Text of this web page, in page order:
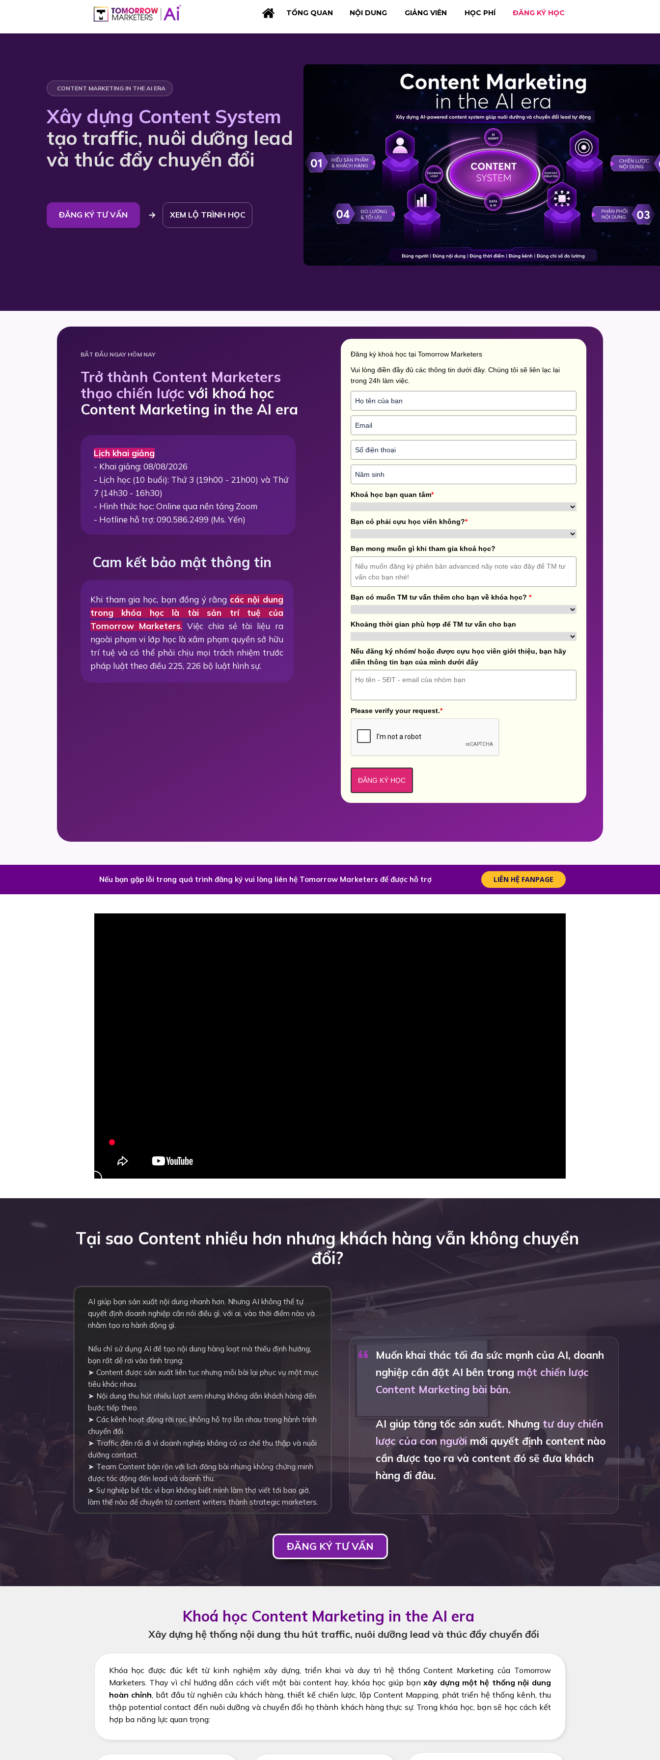
NỘI DUNG HỌC PHÍ ĐĂNG KÝ HỌC
TỔNG QUAN GIẢNG VIÊN
ĐĂNG KÝ TƯ VẤN XEM LỘ TRÌNH HỌC
CONTENT MARKETING IN THE AI ERA
Xây dựng Content System
tạo traffic, nuôi dưỡng lead
và thúc đẩy chuyển đổi
BẮT ĐẦU NGAY HÔM NAY
Trở thành Content Marketers
thạo chiến lược với khoá học
Content Marketing in the AI era
Đăng ký khoá học tại Tomorrow Marketers
Vui lòng điền đầy đủ các thông tin dưới đây. Chúng tôi sẽ liên lạc lại
trong 24h làm việc.
Khoá học bạn quan tâm*
Bạn có phải cựu học viên không?*
Bạn mong muốn gì khi tham gia khoá học?
Bạn có muốn TM tư vấn thêm cho bạn về khóa học? *
Khoảng thời gian phù hợp để TM tư vấn cho bạn
Nếu đăng ký nhóm/ hoặc được cựu học viên giới thiệu, bạn hãy
điền thông tin bạn của mình dưới đây
Please verify your request.*
ĐĂNG KÝ HỌC
Lịch khai giảng
- Khai giảng: 08/08/2026
- Lịch học (10 buổi): Thứ 3 (19h00 - 21h00) và Thứ
7 (14h30 - 16h30)
- Hình thức học: Online qua nền tảng Zoom
- Hotline hỗ trợ: 090.586.2499 (Ms. Yến)
Khi tham gia học, bạn đồng ý rằng các nội dung
trong khóa học là tài sản trí tuệ của
Tomorrow Marketers. Việc chia sẻ tài liệu ra
ngoài phạm vi lớp học là xâm phạm quyền sở hữu
trí tuệ và có thể phải chịu mọi trách nhiệm trước
pháp luật theo điều 225, 226 bộ luật hình sự.
Cam kết bảo mật thông tin
Nếu bạn gặp lỗi trong quá trình đăng ký vui lòng liên hệ Tomorrow Marketers để được hỗ trợ LIÊN HỆ FANPAGE
“
Muốn khai thác tối đa sức mạnh của AI, doanh
nghiệp cần đặt AI bên trong một chiến lược
Content Marketing bài bản.
AI giúp tăng tốc sản xuất. Nhưng tư duy chiến
lược của con người mới quyết định content nào
cần được tạo ra và content đó sẽ đưa khách
hàng đi đâu.
Tại sao Content nhiều hơn nhưng khách hàng vẫn không chuyển
đổi?
ĐĂNG KÝ TƯ VẤN
AI giúp bạn sản xuất nội dung nhanh hơn. Nhưng AI không thể tự
quyết định doanh nghiệp cần nói điều gì, với ai, vào thời điểm nào và
nhằm tạo ra hành động gì.
Nếu chỉ sử dụng AI để tạo nội dung hàng loạt mà thiếu định hướng,
bạn rất dễ rơi vào tình trạng:
➤ Content được sản xuất liên tục nhưng mỗi bài lại phục vụ một mục
tiêu khác nhau.
➤ Nội dung thu hút nhiều lượt xem nhưng không dẫn khách hàng đến
bước tiếp theo.
➤ Các kênh hoạt động rời rạc, không hỗ trợ lẫn nhau trong hành trình
chuyển đổi.
➤ Traffic đến rồi đi vì doanh nghiệp không có cơ chế thu thập và nuôi
dưỡng contact.
➤ Team Content bận rộn với lịch đăng bài nhưng không chứng minh
được tác động đến lead và doanh thu.
➤ Sự nghiệp bế tắc vì bạn không biết mình làm thợ viết tới bao giờ,
làm thế nào để chuyển từ content writers thành strategic marketers.
Khoá học Content Marketing in the AI era
Xây dựng hệ thống nội dung thu hút traffic, nuôi dưỡng lead và thúc đẩy chuyển đổi
Khóa học được đúc kết từ kinh nghiệm xây dựng, triển khai và duy trì hệ thống Content Marketing của Tomorrow
Marketers. Thay vì chỉ hướng dẫn cách viết một bài content hay, khóa học giúp bạn xây dựng một hệ thống nội dung
hoàn chỉnh, bắt đầu từ nghiên cứu khách hàng, thiết kế chiến lược, lập Content Mapping, phát triển hệ thống kênh, thu
thập potential contact đến nuôi dưỡng và chuyển đổi họ thành khách hàng thực sự. Trong khóa học, bạn sẽ học cách kết
hợp ba năng lực quan trọng: